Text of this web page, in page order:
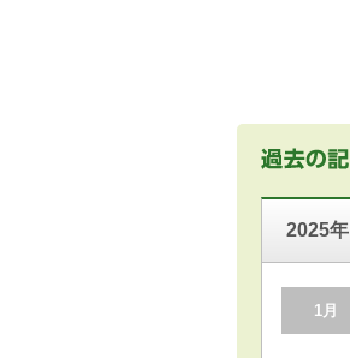
2025年
1月